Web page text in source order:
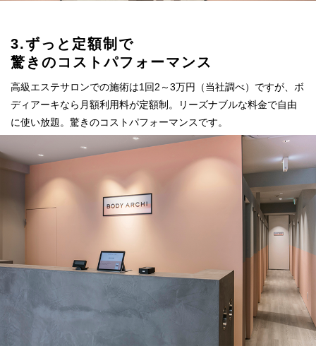
3.ずっと定額制で
驚きのコストパフォーマンス
高級エステサロンでの施術は1回2～3万円（当社調べ）ですが、ボ
ディアーキなら月額利用料が定額制。リーズナブルな料金で自由
に使い放題。驚きのコストパフォーマンスです。